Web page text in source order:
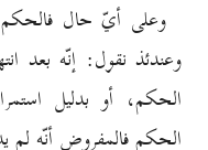
وعلى أيّ حال فالحكم
وعندئذ نقول: إنّه بعد
الحكم، أو بدليل
الحكم فالمفروض أنّه